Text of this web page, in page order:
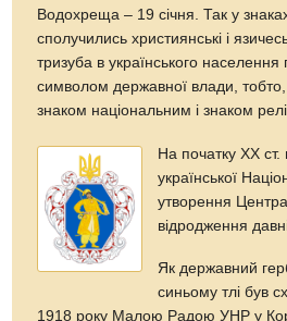
Водохреща – 19 січня. Так у
сполучились християнські і
тризуба в українського населення
символом державної влади,
знаком національним і знаком
На початку ХХ ст.
української
утворення
відродження
Як державний
синьому тлі був
1918 року Малою Радою УНР у